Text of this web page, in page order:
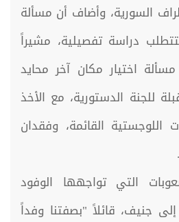
السورية، وأضاف أن مسألة
دراسة تفصيلية، مشيراً
اختيار مكان آخر محايد
للجنة الدستورية، مع الأخذ
اللوجستية القائمة، وفقدان
التي تواجهها الوفود
جنيف، قائلاً "بصفتنا وفداً